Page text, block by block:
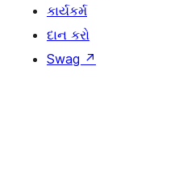
કાર્યકર્મ
દાન કરો
Swag ↗